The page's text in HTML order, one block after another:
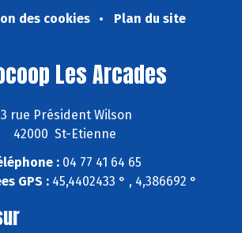
des cookies
Plan du site
Les Arcades
rue Président Wilson
42000 St-Etienne
:04 77 41 64 65
GPS :45,4402433 ° , 4,386692 °